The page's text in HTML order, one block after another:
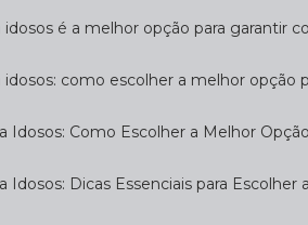
idosos é a melhor opção para garantir
idosos: como escolher a melhor opção
Idosos: Como Escolher a Melhor
Idosos: Dicas Essenciais para Escolher